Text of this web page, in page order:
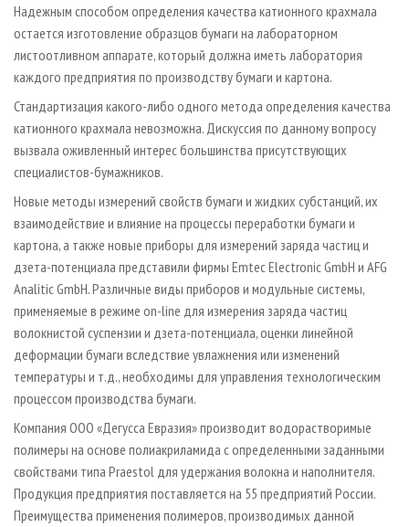
Надежным способом определения качества катионного крахмала
остается изготовление образцов бумаги на лабораторном
листоотливном аппарате, который должна иметь лаборатория
каждого предприятия по производству бумаги и картона.
Стандартизация какого-либо одного метода определения качества
катионного крахмала невозможна. Дискуссия по данному вопросу
вызвала оживленный интерес большинства присутствующих
специалистов-бумажников.
Новые методы измерений свойств бумаги и жидких субстанций, их
взаимодействие и влияние на процессы переработки бумаги и
картона, а также новые приборы для измерений заряда частиц и
дзета-потенциала представили фирмы Emtec Electronic GmbH и AFG
Analitic GmbH. Различные виды приборов и модульные системы,
применяемые в режиме on-line для измерения заряда частиц
волокнистой суспензии и дзета-потенциала, оценки линейной
деформации бумаги вследствие увлажнения или изменений
температуры и т.д., необходимы для управления технологическим
процессом производства бумаги.
Компания ООО «Дегусса Евразия» производит водорастворимые
полимеры на основе полиакриламида с определенными заданными
свойствами типа Praestol для удержания волокна и наполнителя.
Продукция предприятия поставляется на 55 предприятий России.
Преимущества применения полимеров, производимых данной